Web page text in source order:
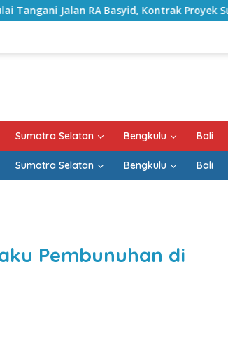
Kontrak Proyek Sudah Rampung
Sumatra Selatan Bengkulu Bali
Sumatra Selatan Bengkulu Bali
Pembunuhan di